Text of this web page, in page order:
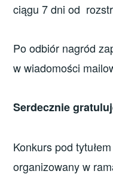
ciągu 7 dni od
Po odbiór nagród
w wiadomości
Serdecznie
Konkurs pod
organizowany w